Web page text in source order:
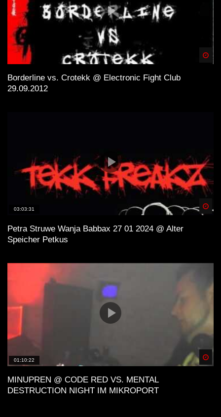
Borderline vs. Crotekk @ Electronic Fight Club
29.09.2012
03:03:31
Petra Struwe Wanja Babbax 27 01 2024 @ Alter
Speicher Petkus
01:10:22
MINUPREN @ CODE RED VS. MENTAL
DESTRUCTION NIGHT IM MIKROPORT